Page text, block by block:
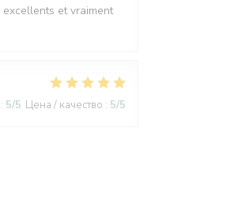
et vraiment
: 5/5 Цена / качество : 5/5